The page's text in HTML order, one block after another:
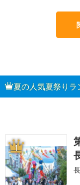
夏の人気夏祭りラ
1